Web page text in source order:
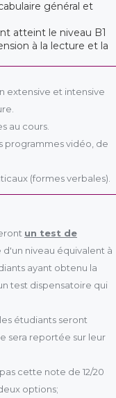
général et
atteint le niveau B1
à la lecture et la
extensive et intensive
au cours.
programmes vidéo, de
(formes verbales).
un test de
d'un niveau équivalent à
ayant obtenu la
test dispensatoire qui
, les étudiants seront
sera reportée sur leur
cette note de 12/20
options;